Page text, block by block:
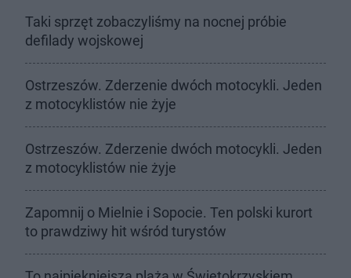
Taki sprzęt zobaczyliśmy na nocnej próbie
defilady wojskowej
Ostrzeszów. Zderzenie dwóch motocykli. Jeden
z motocyklistów nie żyje
Ostrzeszów. Zderzenie dwóch motocykli. Jeden
z motocyklistów nie żyje
Zapomnij o Mielnie i Sopocie. Ten polski kurort
to prawdziwy hit wśród turystów